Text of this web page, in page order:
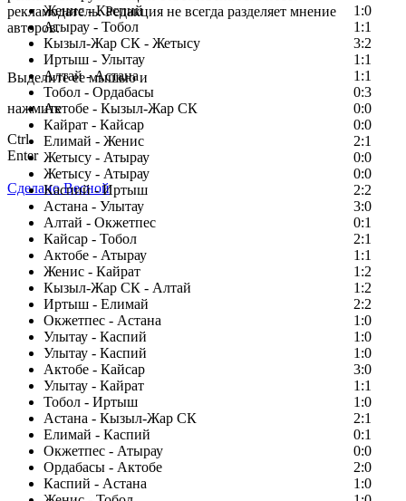
Женис - Каспий
1:0
Атырау - Тобол
1:1
Кызыл-Жар СК - Жетысу
3:2
Иртыш - Улытау
1:1
Алтай - Астана
1:1
Тобол - Ордабасы
0:3
Актобе - Кызыл-Жар СК
0:0
Кайрат - Кайсар
0:0
Елимай - Женис
2:1
Жетысу - Атырау
0:0
Жетысу - Атырау
0:0
Каспий - Иртыш
2:2
Астана - Улытау
3:0
Алтай - Окжетпес
0:1
Кайсар - Тобол
2:1
Актобе - Атырау
1:1
Женис - Кайрат
1:2
Кызыл-Жар СК - Алтай
1:2
Иртыш - Елимай
2:2
Окжетпес - Астана
1:0
Улытау - Каспий
1:0
Улытау - Каспий
1:0
Актобе - Кайсар
3:0
Улытау - Кайрат
1:1
Тобол - Иртыш
1:0
Астана - Кызыл-Жар СК
2:1
Елимай - Каспий
0:1
Окжетпес - Атырау
0:0
Ордабасы - Актобе
2:0
Каспий - Астана
1:0
рекламодатель. Редакция не всегда разделяет мнение
авторов.
Заметили ошибку в тексте?
Выделите ее мышью и
нажмите
Ctrl
Enter
Сделано Весной